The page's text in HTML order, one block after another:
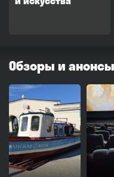
Обзоры и анонсы